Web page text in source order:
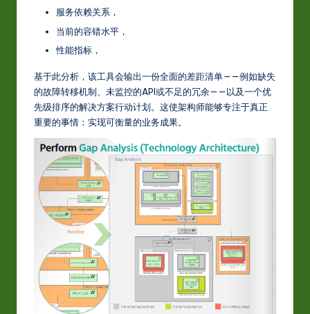
服务依赖关系，
当前的容错水平，
性能指标，
基于此分析，该工具会输出一份全面的差距清单——例如缺失
的故障转移机制、未监控的API或不足的冗余——以及一个优
先级排序的解决方案行动计划。这使架构师能够专注于真正
重要的事情：实现可衡量的业务成果。